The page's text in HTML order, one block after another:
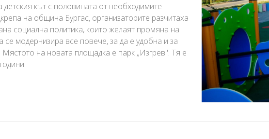
кът с половината от необходимите
на община Бургас, организаторите разчитаха
социална политика, които желаят промяна на
се модернизира все повече, за да е удобна и за
на новата площадка е парк „Изгрев". Тя е